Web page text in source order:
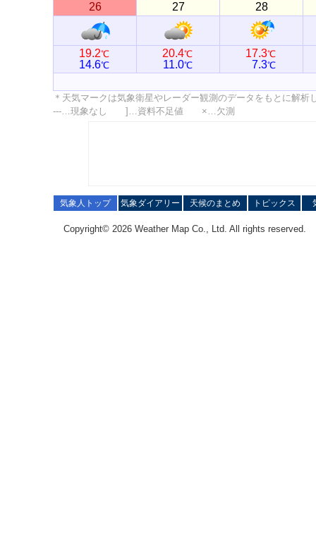
26 27 28
19.2℃
14.6℃
20.4℃
11.0℃
17.3℃
7.3℃
＊天気マークは気象衛星やレーダー観測のデータをもとに解
---…現象なし ]…資料不足値 ×…欠測
気象人トップ 気象ダイアリー 天候のまとめ トピックス
Copyright© 2026 Weather Map Co., Ltd. All rights reserved.